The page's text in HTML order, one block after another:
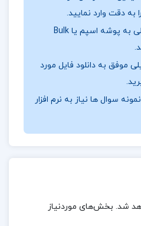
روزافزون علوم انسانی،
کارشناسی ارشد به وجود
نیاز به منابع آموزشی جامع‌تر
ساخته، بلکه ضرورت تألیف
برای کمک به دانشجویان و
آشکار کرده است.
کتاب زبان تخصصی ویژه
تربیتی» از انتشارات
بازخوردهای مثبتی از سوی
به دقت وارد نمایید.
ممکن است ایمیل ارسالی به پوشه اسپم یا Bulk
موفق به دانلود فایل مورد
برای باز کردن فایل ZIP نمونه سوال ها نیاز به نرم افزار
شد. بخش‌های موردنیاز